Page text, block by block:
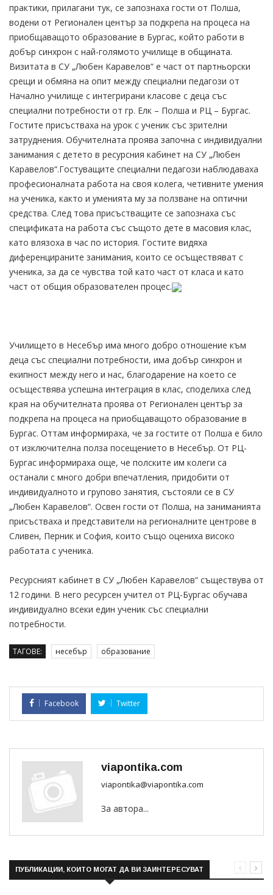
практики, прилагани тук, се запознаха гости от Полша,
водени от Регионален център за подкрепа на процеса на
приобщаващото образование в Бургас, който работи в
добър синхрон с най-голямото училище в общината.
Визитата в СУ „Любен Каравелов“ е част от партньорски
срещи и обмяна на опит между специални педагози от
Начално училище с интегрирани класове с деца със
специални потребности от гр. Елк – Полша и РЦ – Бургас.
Гостите присъстваха на урок с ученик със зрителни
затруднения. Обучителната проява започна с индивидуални
занимания с детето в ресурсния кабинет на СУ „Любен
Каравелов“.Гостуващите специални педагози наблюдаваха
професионалната работа на своя колега, четивните умения
на ученика, както и уменията му за ползване на оптични
средства. След това присъстващите се запознаха със
спецификата на работа със същото дете в масовия клас,
като влязоха в час по история. Гостите видяха
диференцираните занимания, които се осъществяват с
ученика, за да се чувства той като част от класа и като
част от общия образователен процес.
Училището в Несебър има много добро отношение към
деца със специални потребности, има добър синхрон и
екипност между него и нас, благодарение на което се
осъществява успешна интеграция в клас, споделиха след
края на обучителната проява от Регионален център за
подкрепа на процеса на приобщаващото образование в
Бургас. Оттам информираха, че за гостите от Полша е било
от изключителна полза посещението в Несебър. От РЦ-
Бургас информираха още, че полските им колеги са
останали с много добри впечатления, придобити от
индивидуалното и групово занятия, състояли се в СУ
„Любен Каравелов“. Освен гости от Полша, на заниманията
присъстваха и представители на регионалните центрове в
Сливен, Перник и София, които също оцениха високо
работата с ученика.
Ресурсният кабинет в СУ „Любен Каравелов“ съществува от
12 години. В него ресурсен учител от РЦ-Бургас обучава
индивидуално всеки един ученик със специални
потребности.
ТАГОВЕ: несебър образование
Facebook Twitter
viapontika.com
viapontika@viapontika.com
За автора...
ПУБЛИКАЦИИ, КОИТО МОГАТ ДА ВИ ЗАИНТЕРЕСУВАТ